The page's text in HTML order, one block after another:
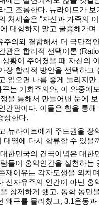
고 조롱한다. 뉴라이트가
처세술은 "자신과 가족의
대항하지 말고 굴종해가
주의와 결합해서 더 극단적
관은 합리적 선택이론
황이 주어졌을 때 자신의
장 합리적 방안을 선택하고
읽으면 나름 좋게 들리지
는 기회주의와, 이 와중에
을 통해서 만들어낸 눈에
간관이다. 이들은 힘을 통
상한다.
뉴라이트에게 주도권을 장
대열에 다시 합류할 수 있을
한민국의 건국이념은 대한
들이 홍익인간을 실천하는
재이유는 각자도생을 외치
신자유주의 인간이 아닌 홍
창제하게 했고, 동학 농민
왜구를 물리쳤고, 3.1운동